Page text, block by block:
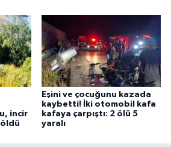
incir
öldü
Eşini ve çocuğunu kazada
kaybetti! İki otomobil kafa
kafaya çarpıştı: 2 ölü 5
yaralı